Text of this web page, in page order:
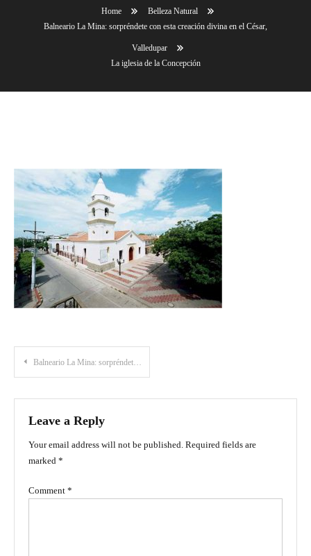
Home
Belleza Natural
Balneario La Mina: sorpréndete con esta creación divina en el César,
Valledupar
La iglesia de la Concepción
Post
navigation
Balneario La Mina: sorpréndete con esta creación divina en el César, Valledupar
Leave a Reply
Your email address will not be published. Required fields are
marked *
Comment *